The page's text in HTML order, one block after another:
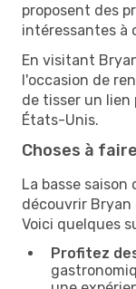
proposent des
intéressantes à
En visitant
l'occasion de
de tisser un
États-Unis.
Choses à
La basse
découvrir
Voici quelques
Profitez